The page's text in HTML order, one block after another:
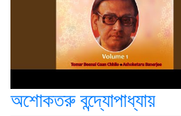
অশোকতরু বন্দ্যোপাধ্যায়